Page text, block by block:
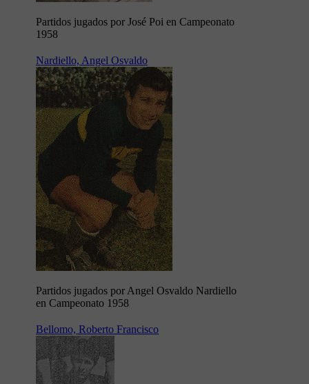
Partidos jugados por José Poi en Campeonato
1958
Nardiello, Angel Osvaldo
Partidos jugados por Angel Osvaldo Nardiello
en Campeonato 1958
Bellomo, Roberto Francisco